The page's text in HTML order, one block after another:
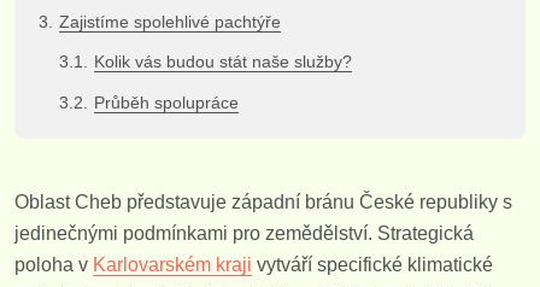
Zajistíme spolehlivé pachtýře
Kolik vás budou stát naše služby?
Průběh spolupráce
Oblast Cheb představuje západní bránu České republiky s
jedinečnými podmínkami pro zemědělství. Strategická
poloha v Karlovarském kraji vytváří specifické klimatické